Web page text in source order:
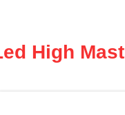
High